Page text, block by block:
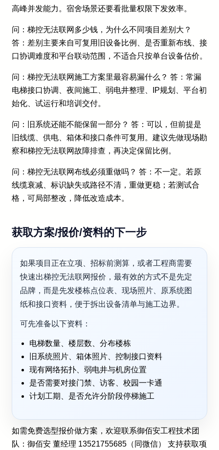
高峰并发能力。宿舍场景还要看批量权限下发效率。
问：梯控无法联网多少钱，为什么不同项目差别大？
答：差别主要来自可复用旧设备比例、是否重新布线、接
口协调难度和平台联动范围，不适合只按单台设备估价。
问：梯控无法联网施工方案里最容易漏什么？ 答：常漏
电梯接口协调、夜间施工、弱电井整理、IP规划、平台初
始化、试运行和培训交付。
问：旧系统还能不能保留一部分？ 答：可以，但前提是
旧线缆、供电、箱体和接口条件可复用。建议先做现场勘
察和梯控无法联网故障排查，再决定保留比例。
问：梯控无法联网布线必须重做吗？ 答：不一定。若原
线缆衰减、标识缺失或路径不清，重做更稳；若测试合
格，可局部整改，降低改造成本。
获取方案/报价/资料的下一步
如果项目正在立项、招标前测算，或者工程商需要
快速出梯控无法联网报价，最有效的方式不是先定
品牌，而是先发楼栋点位表、现场照片、原系统图
纸和接口资料，便于拆出设备清单与施工边界。
可先准备以下资料：
电梯数量、楼层数、分布楼栋
旧系统照片、箱体照片、控制接口资料
现有网络拓扑、弱电井与机房位置
是否需要对接门禁、访客、校园一卡通
计划工期、是否允许分阶段停梯施工
如需免费选型报价做方案，欢迎联系御佰安工程技术团
队：御佰安 董经理 13521755685（同微信） 支持获取项